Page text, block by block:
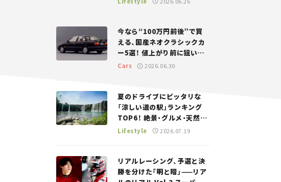
今なら“100万円前後”で買
える、国産ネオクラシックカ
ー5選！ 値上がり前に狙いた
い、中古車探しをお手伝い――ち
Cars 2026.06.30
夏のドライブにピッタリな
「涼しい道の駅」ランキング
TOP6！ 絶景・グルメ・天然ク
ーラーなど、避暑におすすめ
Lifestyle 2026.07.19
リアルレーシング、予選と決
勝を分けた「明と暗」——リア